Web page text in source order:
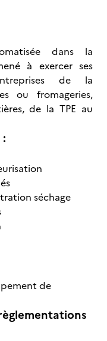
dans la
à exercer ses
de la
ou fromageries,
de la TPE au
séchage
de